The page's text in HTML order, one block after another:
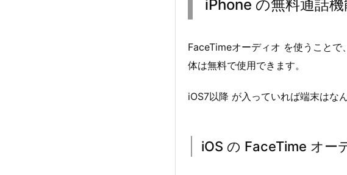
iPhone の無料通話
FaceTimeオーディオ を使うこと
体は無料で使用できます。
iOS7以降 が入っていれば端末はな
iOS の FaceTime オー